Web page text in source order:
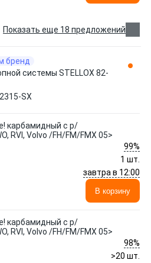
Показать еще 18 предложений
бренд
системы STELLOX 82-
SX
карбамидный с р/
RVI, Volvo /FH/FM/FMX 05>
99%
1 шт.
завтра в 12:00
В корзину
карбамидный с р/
RVI, Volvo /FH/FM/FMX 05>
98%
>20 шт.